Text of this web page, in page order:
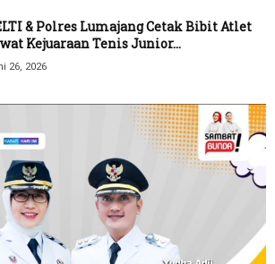
& Polres Lumajang Cetak Bibit Atlet
Kejuaraan Tenis Junior...
26, 2026